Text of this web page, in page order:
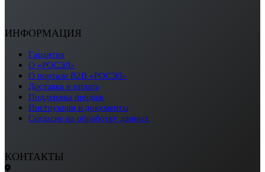
ИНФОРМАЦИЯ
Гарантия
О «РОСЭЛ»
О портале B2B «РОСЭЛ»
Доставка и оплата
Поддержка продаж
Инструкции и документы
Согласие на обработку данных
КОНТАКТЫ